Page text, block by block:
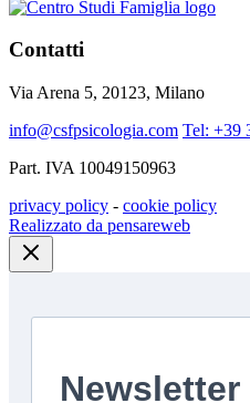
Contatti
Via Arena 5, 20123, Milano
info@csfpsicologia.com Tel: +39
Part. IVA 10049150963
privacy policy - cookie policy
Realizzato da pensareweb